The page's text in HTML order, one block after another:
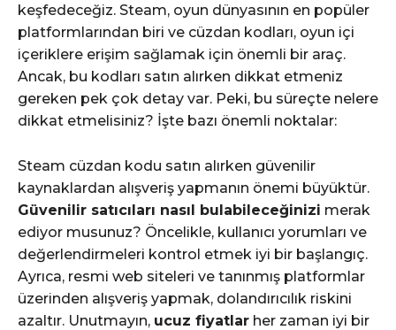
keşfedeceğiz. Steam, oyun dünyasının en popüler
platformlarından biri ve cüzdan kodları, oyun içi
içeriklere erişim sağlamak için önemli bir araç.
Ancak, bu kodları satın alırken dikkat etmeniz
gereken pek çok detay var. Peki, bu süreçte nelere
dikkat etmelisiniz? İşte bazı önemli noktalar:
Steam cüzdan kodu satın alırken güvenilir
kaynaklardan alışveriş yapmanın önemi büyüktür.
Güvenilir satıcıları nasıl bulabileceğinizi merak
ediyor musunuz? Öncelikle, kullanıcı yorumları ve
değerlendirmeleri kontrol etmek iyi bir başlangıç.
Ayrıca, resmi web siteleri ve tanınmış platformlar
üzerinden alışveriş yapmak, dolandırıcılık riskini
azaltır. Unutmayın, ucuz fiyatlar her zaman iyi bir